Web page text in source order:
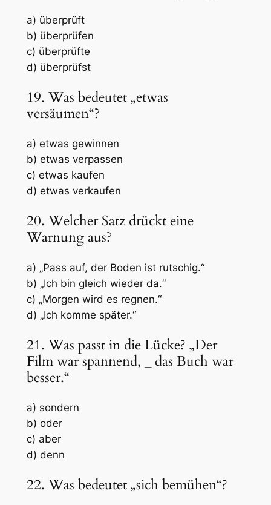
a) überprüft
b) überprüfen
c) überprüfte
d) überprüfst
19. Was bedeutet „etwas
versäumen“?
a) etwas gewinnen
b) etwas verpassen
c) etwas kaufen
d) etwas verkaufen
20. Welcher Satz drückt eine
Warnung aus?
a) „Pass auf, der Boden ist rutschig.“
b) „Ich bin gleich wieder da.“
c) „Morgen wird es regnen.“
d) „Ich komme später.“
21. Was passt in die Lücke? „Der
Film war spannend,
das Buch war
besser.“
a) sondern
b) oder
c) aber
d) denn
22. Was bedeutet „sich bemühen“?